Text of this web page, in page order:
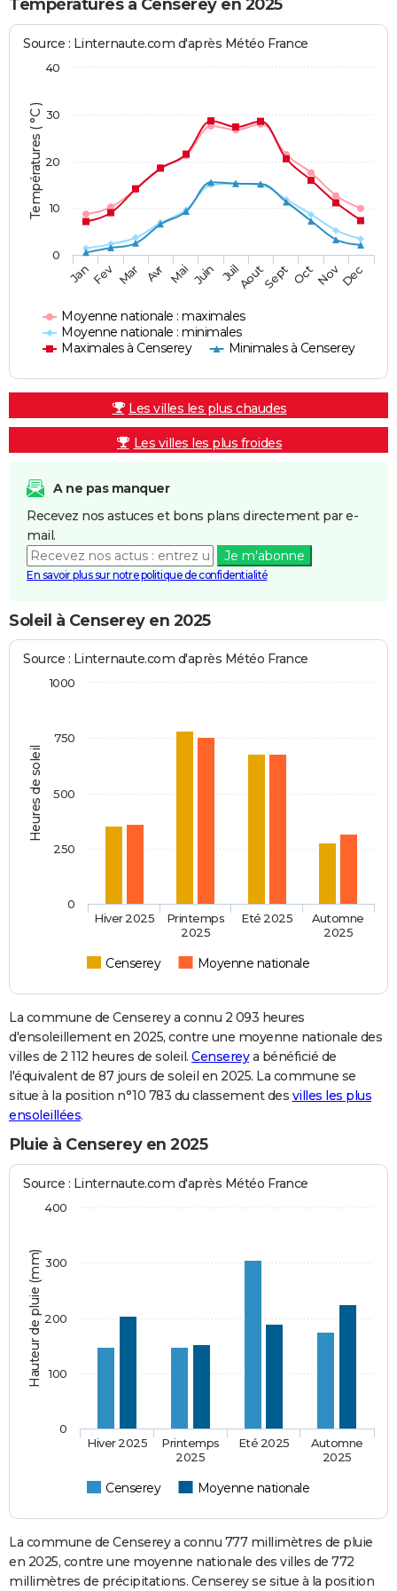
Températures à Censerey en 2025
Températures ( °C )
Source : Linternaute.com d'après Météo France
Moyenne nationale : maximales
Moyenne nationale : minimales
Maximales à Censerey
Minimales à Censerey
JanFev Mar Avr Mai Juin JuilAoutSept OctNovDec
0
10
20
30
40
Les villes les plus chaudes
Les villes les plus froides
A ne pas manquer
Recevez nos astuces et bons plans directement par e-
mail.
Je m'abonne
En savoir plus sur notre politique de confidentialité
Soleil à Censerey en 2025
Heures de soleil
Source : Linternaute.com d'après Météo France
Censerey Moyenne nationale
Hiver 2025
Printemps
2025
Eté 2025
Automne
2025
0
1000
250
500
750
La commune de Censerey a connu 2 093 heures
d'ensoleillement en 2025, contre une moyenne nationale des
villes de 2 112 heures de soleil. Censereya bénéficié de
l'équivalent de 87 jours de soleil en 2025. La commune se
situe à la position n°10 783 du classement des villes les plus
ensoleillées.
Pluie à Censerey en 2025
Hauteur de pluie (mm)
Source : Linternaute.com d'après Météo France
Censerey Moyenne nationale
Hiver 2025
Printemps
2025
Eté 2025
Automne
2025
0
100
200
300
400
La commune de Censerey a connu 777 millimètres de pluie
en 2025, contre une moyenne nationale des villes de 772
millimètres de précipitations. Censerey se situe à la position